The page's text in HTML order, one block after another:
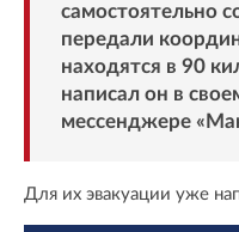
самостоятельно
передали
находятся в 90
написал он в
мессенджере «
Для их эвакуации уже